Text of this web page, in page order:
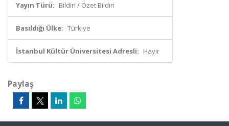
Yayın Türü: Bildiri / Özet Bildiri
Basıldığı Ülke: Türkiye
İstanbul Kültür Üniversitesi Adresli: Hayır
Paylaş